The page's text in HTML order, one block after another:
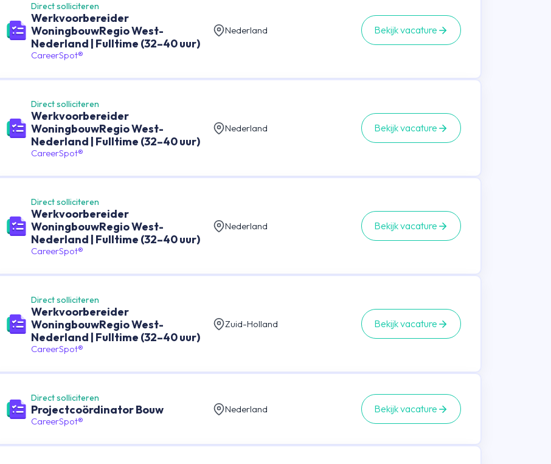
Direct solliciteren
Werkvoorbereider
WoningbouwRegio West-
Nederland | Fulltime (32–40 uur)
CareerSpot®
Nederland Bekijk vacature
Direct solliciteren
Werkvoorbereider
WoningbouwRegio West-
Nederland | Fulltime (32–40 uur)
CareerSpot®
Nederland Bekijk vacature
Direct solliciteren
Werkvoorbereider
WoningbouwRegio West-
Nederland | Fulltime (32–40 uur)
CareerSpot®
Nederland Bekijk vacature
Direct solliciteren
Werkvoorbereider
WoningbouwRegio West-
Nederland | Fulltime (32–40 uur)
CareerSpot®
Zuid-Holland Bekijk vacature
Direct solliciteren
Projectcoördinator Bouw
CareerSpot®
Nederland Bekijk vacature